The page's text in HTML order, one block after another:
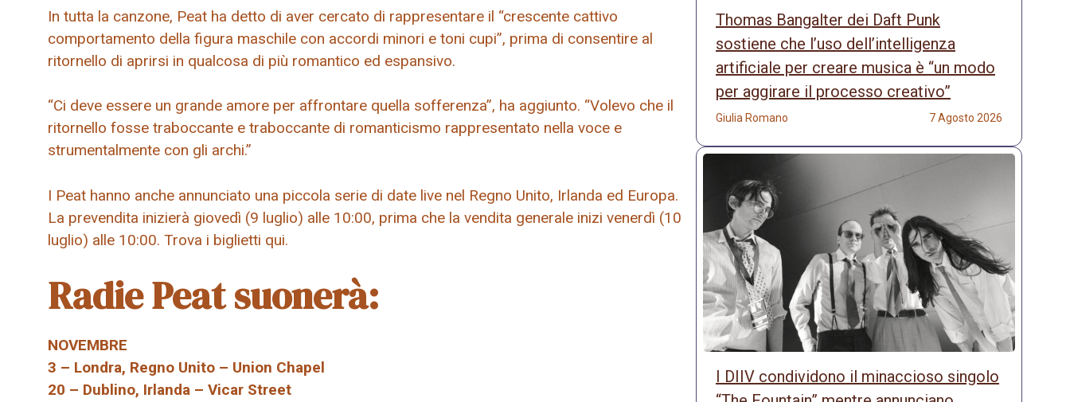
In tutta la canzone, Peat ha detto di aver cercato di rappresentare il “crescente cattivo
comportamento della figura maschile con accordi minori e toni cupi”, prima di consentire al
ritornello di aprirsi in qualcosa di più romantico ed espansivo.
“Ci deve essere un grande amore per affrontare quella sofferenza”, ha aggiunto. “Volevo che il
ritornello fosse traboccante e traboccante di romanticismo rappresentato nella voce e
strumentalmente con gli archi.”
I Peat hanno anche annunciato una piccola serie di date live nel Regno Unito, Irlanda ed Europa.
La prevendita inizierà giovedì (9 luglio) alle 10:00, prima che la vendita generale inizi venerdì (10
luglio) alle 10:00. Trova i biglietti qui.
Radie Peat suonerà:
NOVEMBRE
3 – Londra, Regno Unito – Union Chapel
20 – Dublino, Irlanda – Vicar Street
Thomas Bangalter dei Daft Punk
sostiene che l’uso dell’intelligenza
artificiale per creare musica è “un modo
per aggirare il processo creativo”
Giulia Romano 7 Agosto 2026
I DIIV condividono il minaccioso singolo